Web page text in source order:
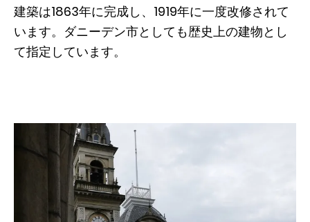
建築は1863年に完成し、1919年に一度改修されて
います。ダニーデン市としても歴史上の建物とし
て指定しています。